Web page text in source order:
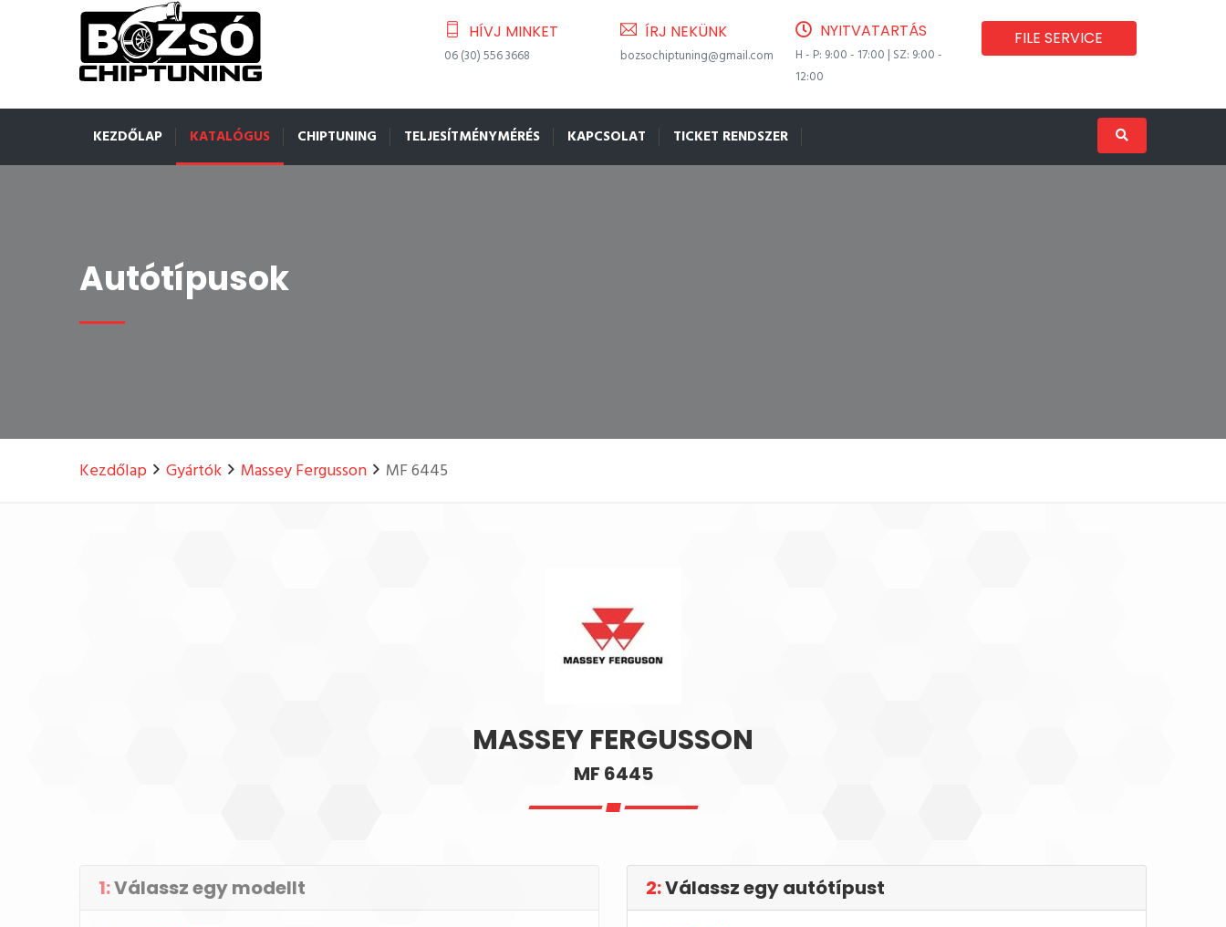
HÍVJ MINKET
06 (30) 556 3668
ÍRJ NEKÜNK
bozsochiptuning@gmail.com
NYITVATARTÁS
H - P: 9:00 - 17:00 | SZ: 9:00 -
12:00
FILE SERVICE
KEZDŐLAP KATALÓGUS CHIPTUNING TELJESÍTMÉNYMÉRÉS KAPCSOLAT TICKET RENDSZER
Autótípusok
Kezdőlap Gyártók Massey Fergusson MF 6445
MASSEY FERGUSSON
MF 6445
1:Válassz egy modellt 2:Válassz egy autótípust